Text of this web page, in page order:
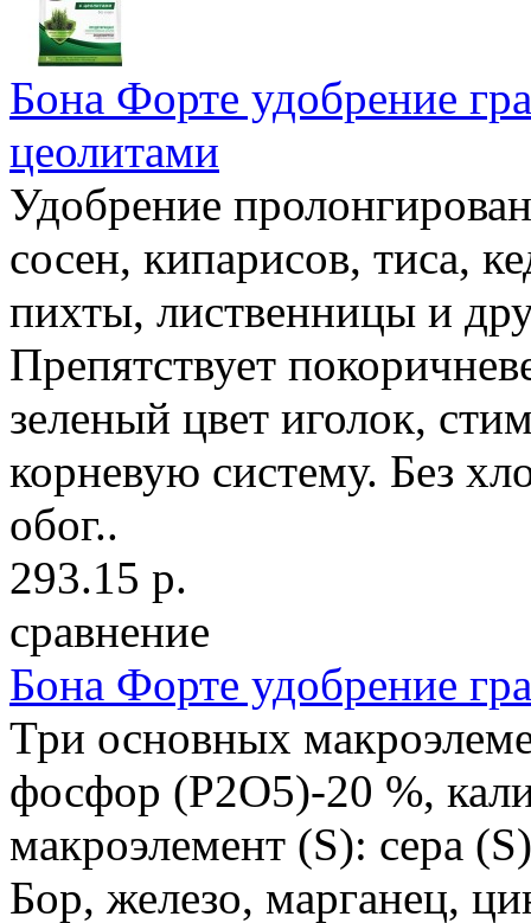
Бона Форте удобрение
цеолитами
Удобрение
сосен, кипарисов, тиса,
пихты, лиственницы и
Препятствует
зеленый цвет иголок,
корневую систему. Без
обог..
293.15 р.
сравнение
Бона Форте удобрение
Три основных
фосфор (P2O5)-20 %,
макроэлемент (S): сера
Бор, железо, марганец,